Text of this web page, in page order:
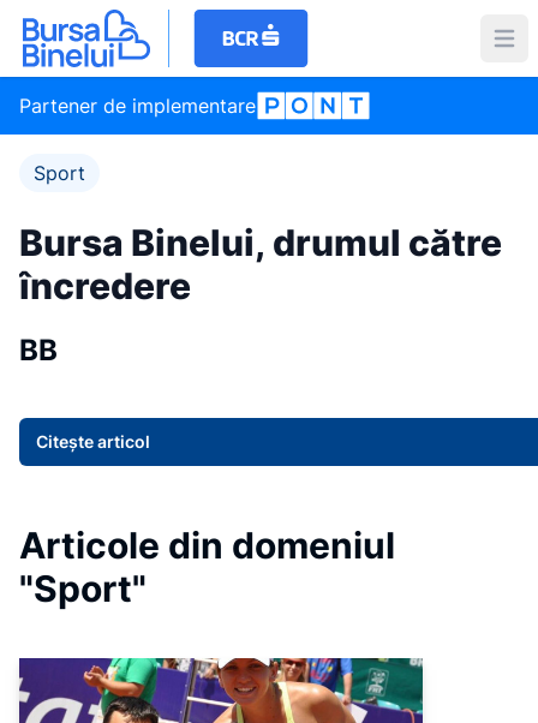
Partener de implementare
Sport
Bursa Binelui, drumul către
încredere
BB
Citește articol
Articole din domeniul
"Sport"